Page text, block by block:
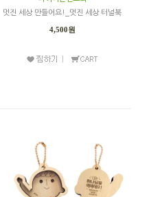
멋진 세상 만들어요!_멋진 세상 터널북
4,500원